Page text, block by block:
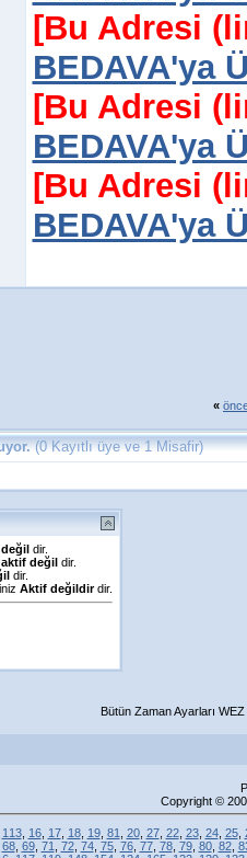
[Bu Adresi
BEDAVA'ya
[Bu Adresi
BEDAVA'ya
[Bu Adresi
BEDAVA'ya
«
(0 Kayıtlı üye ve 1 Misafir)
dir.
aktif değildir.
dir.
Aktif değildirdir.
Bütün Zaman Ayarları
Copyright ©
113, 16, 17, 18, 19, 81 20, 27, 22, 23, 24, 25,
68, 69, 71 72, 74, 75, 76, 77, 78, 79, 80, 82,